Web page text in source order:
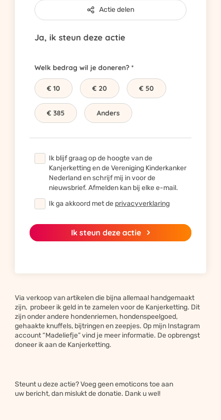
Actie delen
Ja, ik steun deze actie
Welk bedrag wil je doneren?
€ 10 € 20 € 50
€ 385 Anders
Ik blijf graag op de hoogte van de
Kanjerketting en de Vereniging Kinderkanker
Nederland en schrijf mij in voor de
nieuwsbrief. Afmelden kan bij elke e-mail.
Ik ga akkoord met de privacyverklaring
Ik steun deze actie
Via verkoop van artikelen die bijna allemaal handgemaakt
zijn, probeer ik geld in te zamelen voor de Kanjerketting. Dit
zijn onder andere hondenriemen, hondenspeelgoed,
gehaakte knuffels, bijtringen en zeepjes. Op mijn Instagram
account “Madeliefje” vind je meer informatie. De opbrengst
doneer ik aan de Kanjerketting.
Steunt u deze actie? Voeg geen emoticons toe aan
uw bericht, dan mislukt de donatie. Dank u wel!
steunt want samen steun je
sterker!
Bied je steun door te delen
Inzamelingsacties die op sociale netwerken worden gedeeld